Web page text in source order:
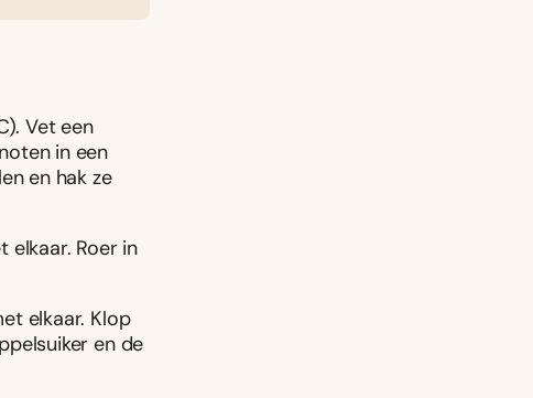
Vet een
in een
en hak ze
elkaar. Roer in
elkaar. Klop
en de